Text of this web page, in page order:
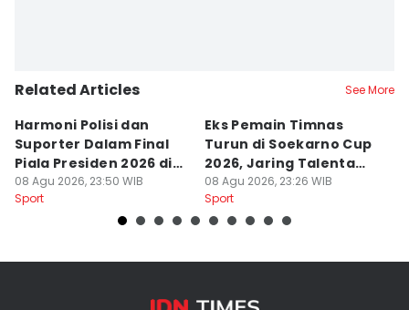
Related Articles See More
Harmoni Polisi dan
Suporter Dalam Final
Piala Presiden 2026 di
Bogor
08 Agu 2026, 23:50 WIB
Sport
Eks Pemain Timnas
Turun di Soekarno Cup
2026, Jaring Talenta
Muda
08 Agu 2026, 23:26 WIB
Sport